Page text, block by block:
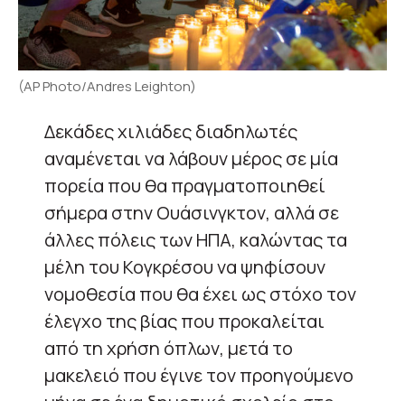
(AP Photo/Andres Leighton)
Δεκάδες χιλιάδες διαδηλωτές
αναμένεται να λάβουν μέρος σε μία
πορεία που θα πραγματοποιηθεί
σήμερα στην Ουάσινγκτον, αλλά σε
άλλες πόλεις των ΗΠΑ, καλώντας τα
μέλη του Κογκρέσου να ψηφίσουν
νομοθεσία που θα έχει ως στόχο τον
έλεγχο της βίας που προκαλείται
από τη χρήση όπλων, μετά το
μακελειό που έγινε τον προηγούμενο